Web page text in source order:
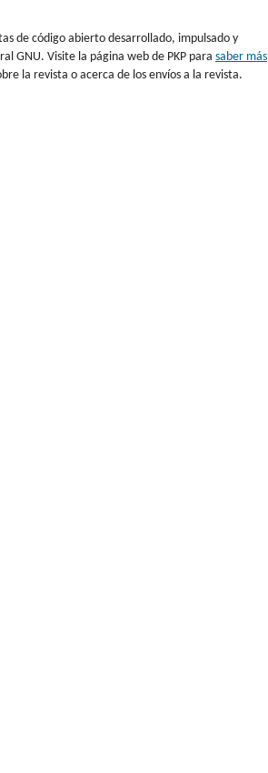
de código abierto desarrollado, impulsado y
GNU. Visite la página web de PKP para saber más
la revista o acerca de los envíos a la revista.